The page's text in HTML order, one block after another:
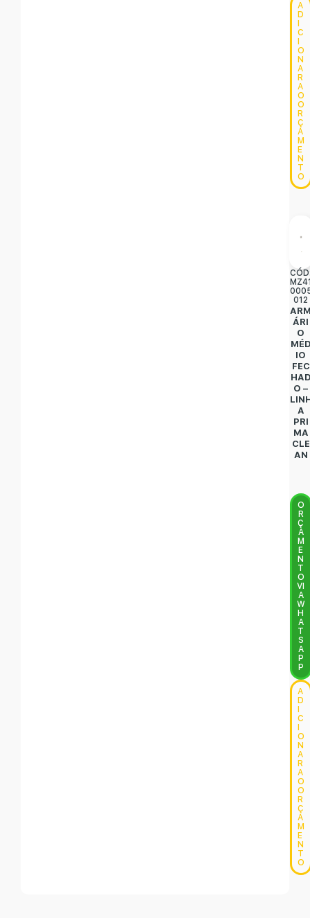
A
D
C
O
N
A
R
A
O
O
R
Ç
A
M
E
N
T
O
012
ÁRI
O
IO
FEC
O –
A
PRI
MA
CLE
AN
O
R
Ç
A
M
E
N
T
O
VI
A
W
H
A
T
S
A
P
P
A
D
C
O
N
A
R
A
O
O
R
Ç
A
M
E
N
T
O